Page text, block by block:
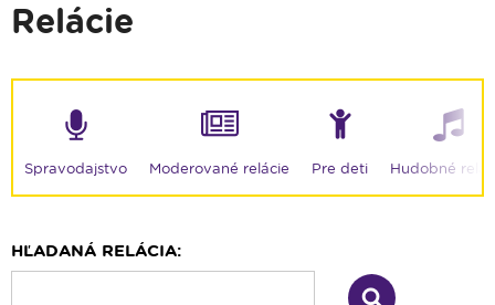
Relácie
Spravodajstvo Moderované relácie Pre deti Hudobné
HĽADANÁ RELÁCIA: